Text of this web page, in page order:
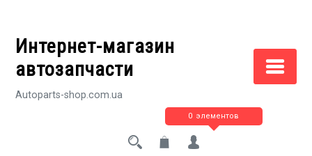
содержимому
Интернет-магазин
автозапчасти
Autoparts-shop.com.ua
0 элементов